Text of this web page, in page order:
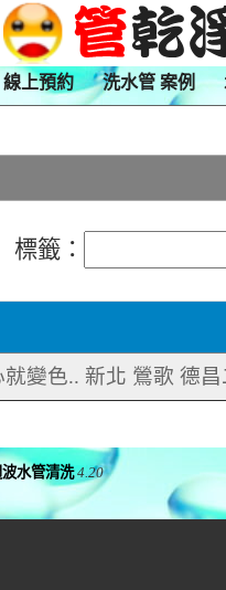
線上預約 洗水管 案例
標籤：
就變色.. 新北 鶯歌 德
水管清洗 4.20